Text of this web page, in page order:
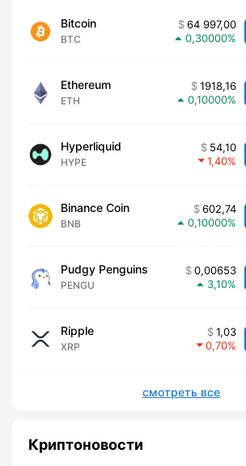
Bitcoin
BTC
64 997,00
0,30000
Ethereum
ETH
1918,16
0,10000
Hyperliquid
HYPE
54,10
1,40
Binance Coin
BNB
602,74
0,10000
Pudgy Penguins
PENGU
0,00653
3,10
Ripple
XRP
1,03
0,70
смотреть все
Криптоновости